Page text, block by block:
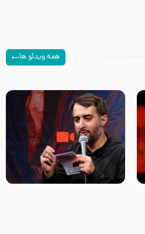
همه ویدئو ها
من غلام نوکراتم من عاشق
کربلاتم – شور زمینه – شب هفتم